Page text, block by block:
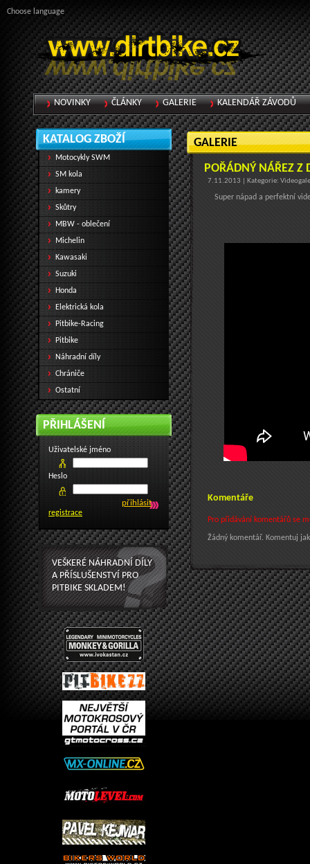
GALERIE
POŘÁDNÝ NÁŘEZ Z
7.11.2013 | Kategorie:
Super nápad a perfektní
Komentáře
Pro přidávání komentářů se
Žádný komentář. Komentuj
KATALOG ZBOŽÍ
Motocykly SWM
SM kola
kamery
Skůtry
MBW - oblečení
Michelin
Kawasaki
Suzuki
Honda
Elektrická kola
Pitbike-Racing
Pitbike
Náhradní díly
Chrániče
Ostatní
PŘIHLÁŠENÍ
Uživatelské jméno
Heslo
registrace
VEŠKERÉ NÁHRADNÍ DÍLY
A PŘÍSLUŠENSTVÍ PRO
PITBIKE SKLADEM!
NOVINKY ČLÁNKY GALERIE KALENDÁŘ ZÁVODŮ
Choose language